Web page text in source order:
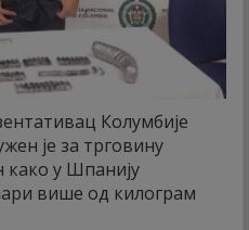
Колумбије
је за трговину
како у Шпанију
више од килограм